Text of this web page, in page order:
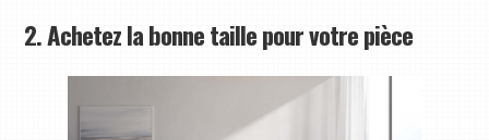
2. Achetez la bonne taille pour votre pièce